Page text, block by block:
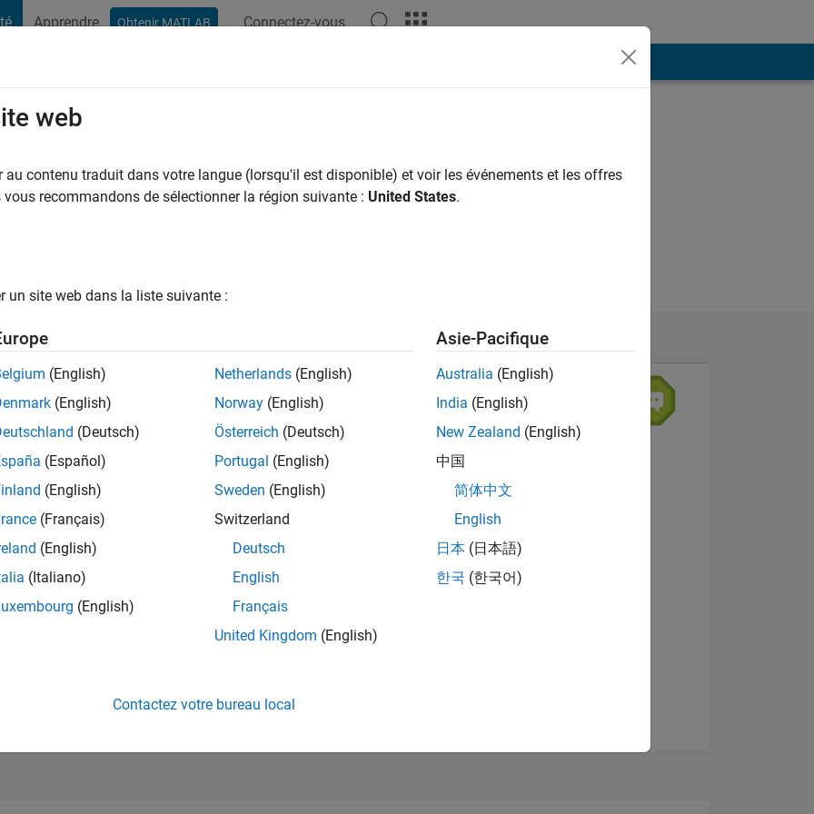
Apprendre Obtenir MATLAB Connectez-vous
| Actif depuis 2015
0
learner in Matlab
04/26
21 312
VOS RÉPONSES
48.89%
web
au contenu traduit dans votre langue (lorsqu'il est disponible) et voir les événements et les offres
vous recommandons de sélectionner la région suivante : United States.
un site web dans la liste suivante :
(English)
(English)
(Deutsch)
(Español)
(English)
(Français)
(English)
(Italiano)
(English)
Netherlands (English)
Norway (English)
Österreich (Deutsch)
Portugal (English)
Sweden (English)
Switzerland
Deutsch
English
Français
United Kingdom (English)
Asie-Pacifique
Australia (English)
India (English)
New Zealand (English)
中国
简体中文
English
日本 (日本語)
한국 (한국어)
Contactez votre bureau local